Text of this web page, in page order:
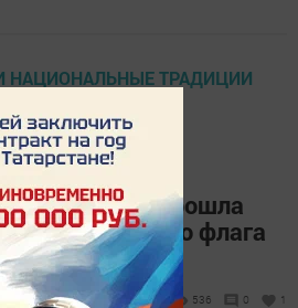
НАЦИОНАЛЬНЫЕ ТРАДИЦИИ
отделении
«Омет» прошла
флага
августа 2023 -
536 0 1